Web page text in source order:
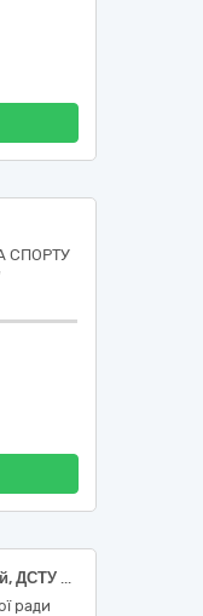
СПОРТУ
Картопля столова пізня, клас перший, ДСТУ 9221
ради